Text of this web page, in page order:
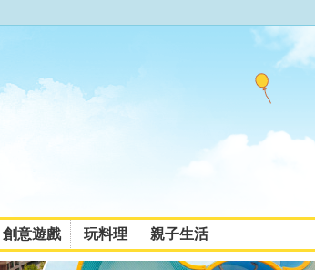
創意遊戲 玩料理 親子生活